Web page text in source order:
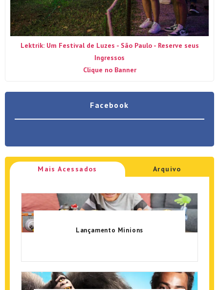
Lektrik: Um Festival de Luzes - São Paulo - Reserve seus
Ingressos
Clique no Banner
Facebook
Mais Acessados Arquivo
Lançamento Minions